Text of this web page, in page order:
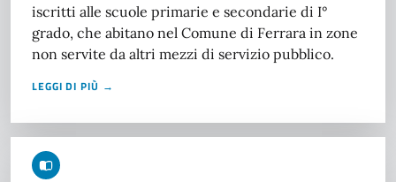
iscritti alle scuole primarie e secondarie di I°
grado, che abitano nel Comune di Ferrara in zone
non servite da altri mezzi di servizio pubblico.
LEGGI DI PIÙ →